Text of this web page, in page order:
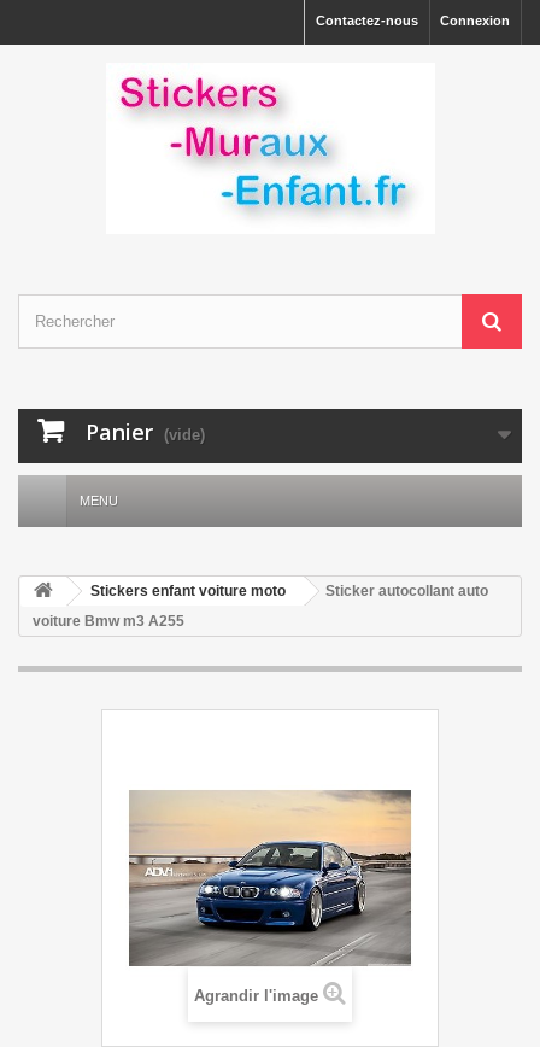
Connexion
Contactez-nous
Panier (vide)
MENU
Stickers enfant voiture moto
Sticker autocollant auto
voiture Bmw m3 A255
Agrandir l'image